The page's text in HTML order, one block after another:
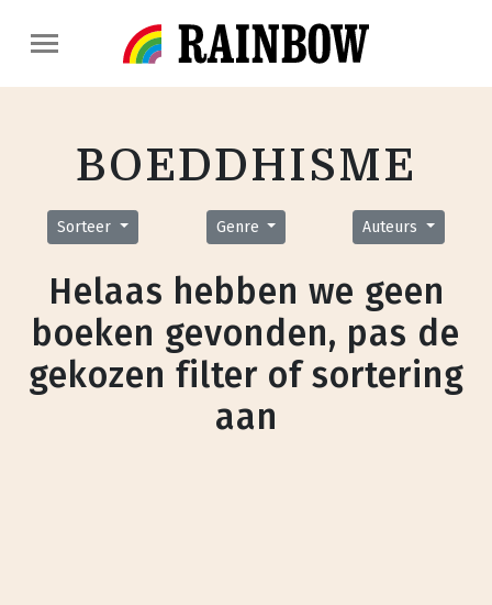
BOEDDHISME
Sorteer Genre Auteurs
Helaas hebben we geen
boeken gevonden, pas de
gekozen filter of sortering
aan